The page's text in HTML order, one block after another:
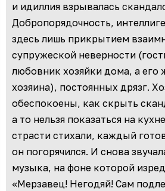
и идиллия взрывалась
Добропорядочность,
здесь лишь прикрытием
супружеской неверности
любовник хозяйки дома, а
хозяина), постоянных дрязг.
обеспокоены, как скрыть
а то нельзя показаться на
страсти стихали, каждый
он погорячился. И снова
музыка, на фоне которой
«Мерзавец! Негодяй! Сам